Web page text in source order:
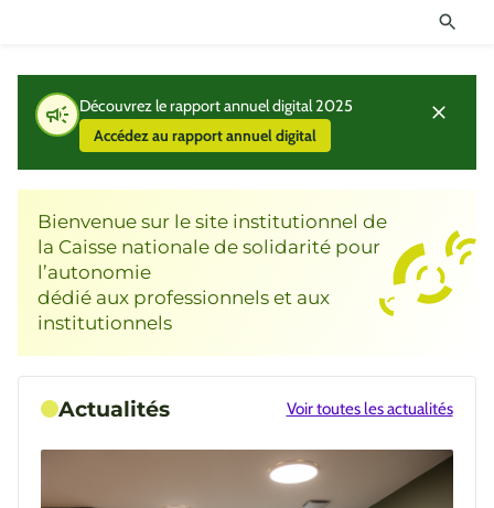
Découvrez le rapport annuel digital 2025
Accédez au rapport annuel digital
Bienvenue sur le site institutionnel de
la Caisse nationale de solidarité pour
l’autonomie
dédié aux professionnels et aux
institutionnels
Actualités Voir toutes les actualités